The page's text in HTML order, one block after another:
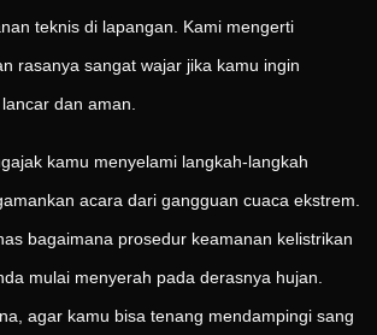
teknis di lapangan. Kami mengerti
rasanya sangat wajar jika kamu ingin
dan aman.
kamu menyelami langkah-langkah
acara dari gangguan cuaca ekstrem.
bagaimana prosedur keamanan kelistrikan
mulai menyerah pada derasnya hujan.
agar kamu bisa tenang mendampingi sang